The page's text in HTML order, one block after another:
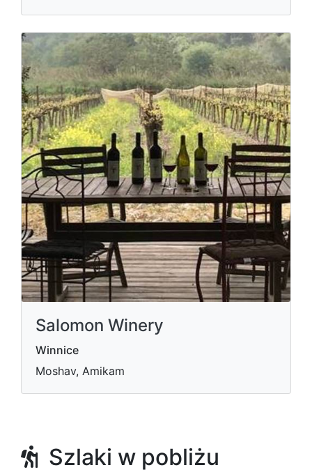
Salomon Winery
Winnice
Moshav, Amikam
Szlaki w pobliżu